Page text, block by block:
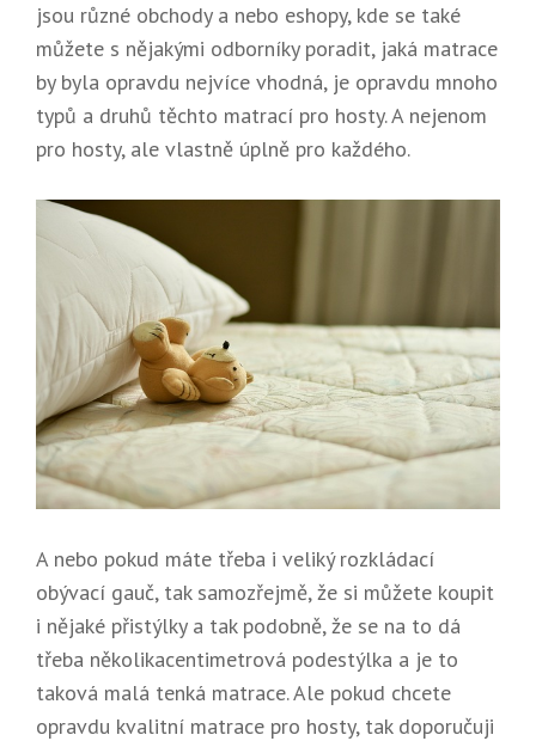
jsou různé obchody a nebo eshopy, kde se také
můžete s nějakými odborníky poradit, jaká matrace
by byla opravdu nejvíce vhodná, je opravdu mnoho
typů a druhů těchto matrací pro hosty. A nejenom
pro hosty, ale vlastně úplně pro každého.
A nebo pokud máte třeba i veliký rozkládací
obývací gauč, tak samozřejmě, že si můžete koupit
i nějaké přistýlky a tak podobně, že se na to dá
třeba několikacentimetrová podestýlka a je to
taková malá tenká matrace. Ale pokud chcete
opravdu kvalitní matrace pro hosty, tak doporučuji